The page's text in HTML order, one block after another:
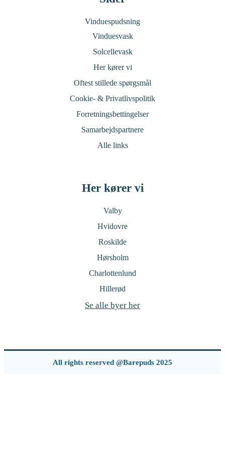
Vinduespudsning
Vinduesvask
Solcellevask
Her kører vi
Oftest stillede spørgsmål
Cookie- & Privatlivspolitik
Forretningsbettingelser
Samarbejdspartnere
Alle links
Her kører vi
Valby
Hvidovre
Roskilde
Hørsholm
Charlottenlund
Hillerød
Se alle byer her
All rights reserved @Barepuds 2025